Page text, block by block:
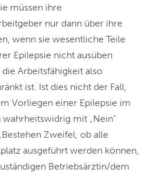
müssen ihre
nur dann über ihre
wenn sie wesentliche Teile
Epilepsie nicht ausüben
Arbeitsfähigkeit also
ist. Ist dies nicht der Fall,
Vorliegen einer Epilepsie im
mit „Nein“
Zweifel, ob alle
ausgeführt werden können,
Betriebsärztin/dem